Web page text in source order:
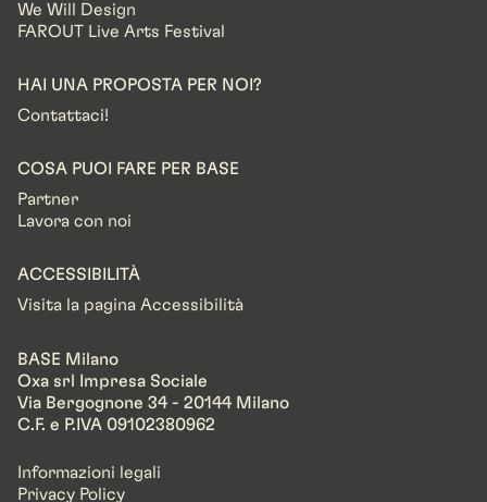
We Will Design
FAROUT Live Arts Festival
HAI UNA PROPOSTA PER NOI?
Contattaci!
COSA PUOI FARE PER BASE
Partner
Lavora con noi
ACCESSIBILITÀ
Visita la pagina Accessibilità
BASE Milano
Oxa srl Impresa Sociale
Via Bergognone 34 - 20144 Milano
C.F. e P.IVA 09102380962
Informazioni legali
Privacy Policy